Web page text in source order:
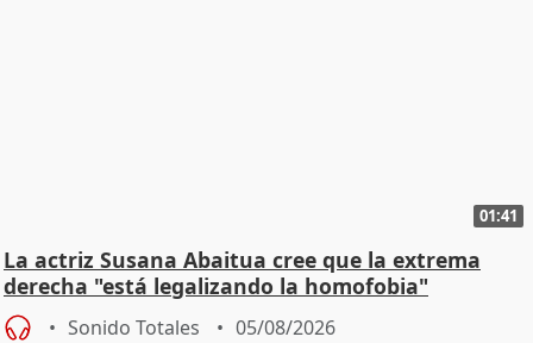
01:41
La actriz Susana Abaitua cree que la extrema
derecha "está legalizando la homofobia"
Sonido Totales 05/08/2026